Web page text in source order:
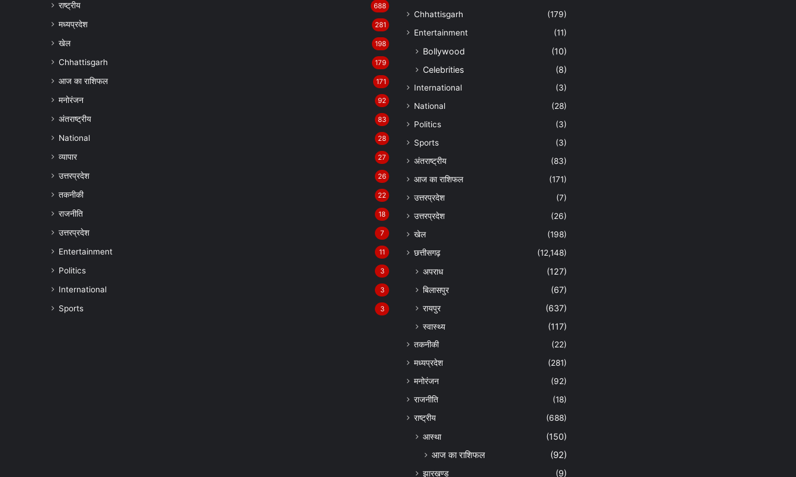
राष्ट्रीय 688
मध्यप्रदेश 281
खेल 198
Chhattisgarh 179
आज का राशिफल 171
मनोरंजन 92
अंतराष्ट्रीय 83
National 28
व्यापार 27
उत्तरप्रदेश 26
तकनीकी 22
राजनीति 18
उत्तरप्रदेश 7
Entertainment 11
Politics 3
International 3
Sports 3
Chhattisgarh
(179)
Entertainment
(11)
Bollywood
(10)
Celebrities
(8)
International
(3)
National
(28)
Politics
(3)
Sports
(3)
अंतराष्ट्रीय
(83)
आज का राशिफल
(171)
उत्तरप्रदेश
(7)
उत्तरप्रदेश
(26)
खेल
(198)
छत्तीसगढ़
(12,148)
अपराध
(127)
बिलासपुर
(67)
रायपुर
(637)
स्वास्थ्य
(117)
तकनीकी
(22)
मध्यप्रदेश
(281)
मनोरंजन
(92)
राजनीति
(18)
राष्ट्रीय
(688)
आस्था (150)
आज का राशिफल (92)
झारखण्ड (9)